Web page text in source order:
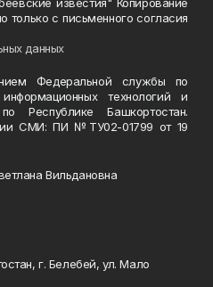
только с письменного согласия
данных
Федеральной службы по
технологий и
Республике Башкортостан.
СМИ: ПИ №ТУ02-01799 от 19
Вильдановна
г. Белебей, ул. Мало